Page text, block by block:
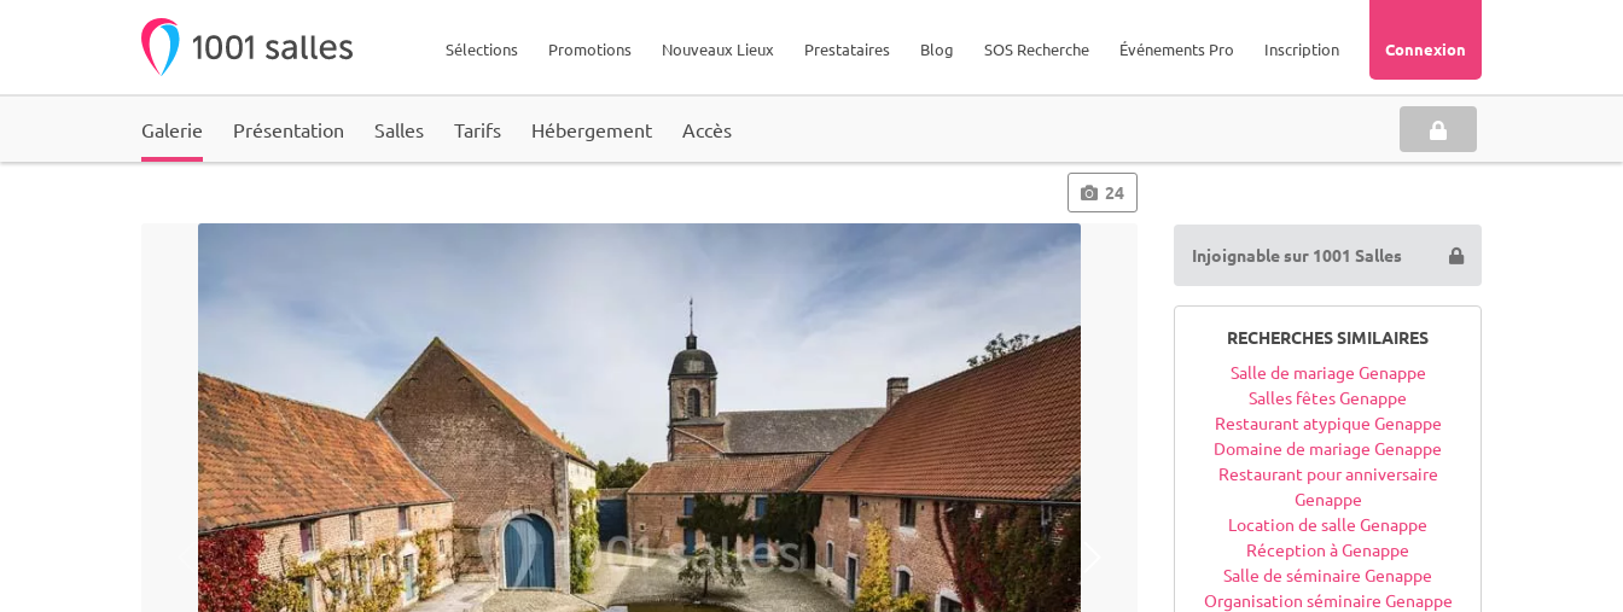
Connexion
Inscription
Événements Pro
SOS Recherche
Blog
Prestataires
Nouveaux Lieux
Promotions
Sélections
Galerie Présentation Salles Tarifs Hébergement Accès
24
Injoignable sur 1001 Salles
RECHERCHES SIMILAIRES
Salle de mariage Genappe
Salles fêtes Genappe
Restaurant atypique Genappe
Domaine de mariage Genappe
Restaurant pour anniversaire
Genappe
Location de salle Genappe
Réception à Genappe
Salle de séminaire Genappe
Organisation séminaire Genappe